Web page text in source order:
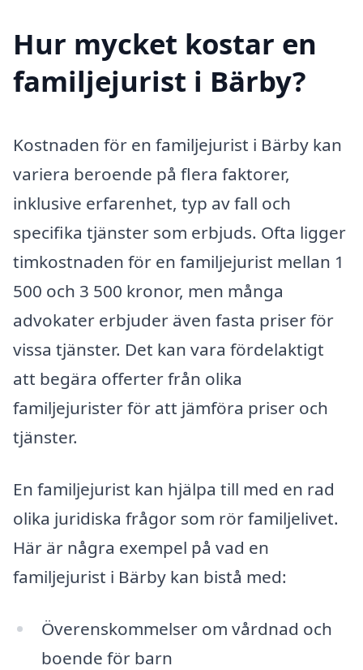
Hur mycket kostar en
familjejurist i Bärby?
Kostnaden för en familjejurist i Bärby kan
variera beroende på flera faktorer,
inklusive erfarenhet, typ av fall och
specifika tjänster som erbjuds. Ofta ligger
timkostnaden för en familjejurist mellan 1
500 och 3 500 kronor, men många
advokater erbjuder även fasta priser för
vissa tjänster. Det kan vara fördelaktigt
att begära offerter från olika
familjejurister för att jämföra priser och
tjänster.
En familjejurist kan hjälpa till med en rad
olika juridiska frågor som rör familjelivet.
Här är några exempel på vad en
familjejurist i Bärby kan bistå med:
Överenskommelser om vårdnad och
boende för barn